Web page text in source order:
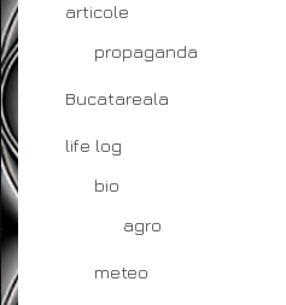
articole
propaganda
Bucatareala
life log
bio
agro
meteo